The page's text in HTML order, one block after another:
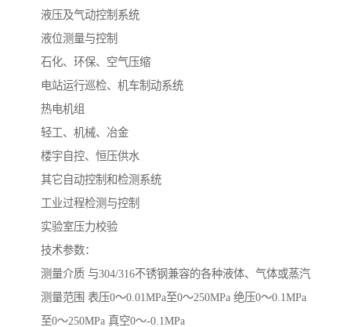
液压及气动控制系统
液位测量与控制
石化、环保、空气压缩
电站运行巡检、机车制动系统
热电机组
轻工、机械、冶金
楼宇自控、恒压供水
其它自动控制和检测系统
工业过程检测与控制
实验室压力校验
技术参数：
测量介质 与304/316不锈钢兼容的各种液体、气体或蒸汽
测量范围 表压0～0.01MPa至0～250MPa 绝压0～0.1MPa
至0～250MPa 真空0～-0.1MPa